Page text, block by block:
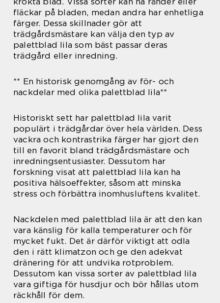
fläckar på bladen, medan andra har enhetliga
färger. Dessa skillnader gör att
trädgårdsmästare kan välja den typ av
palettblad lila som bäst passar deras
trädgård eller inredning.
** En historisk genomgång av för- och
nackdelar med olika palettblad lila**
Historiskt sett har palettblad lila varit
populärt i trädgårdar över hela världen. Dess
vackra och kontrastrika färger har gjort den
till en favorit bland trädgårdsmästare och
inredningsentusiaster. Dessutom har
forskning visat att palettblad lila kan ha
positiva hälsoeffekter, såsom att minska
stress och förbättra inomhusluftens kvalitet.
Nackdelen med palettblad lila är att den kan
vara känslig för kalla temperaturer och för
mycket fukt. Det är därför viktigt att odla
den i rätt klimatzon och ge den adekvat
dränering för att undvika rotproblem.
Dessutom kan vissa sorter av palettblad lila
vara giftiga för husdjur och bör hållas utom
räckhåll för dem.